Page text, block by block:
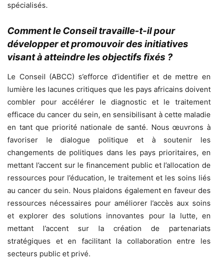
spécialisés.
Comment le Conseil travaille-t-il pour
développer et promouvoir des initiatives
visant à atteindre les objectifs fixés ?
Le Conseil (ABCC) s’efforce d’identifier et de mettre en
lumière les lacunes critiques que les pays africains doivent
combler pour accélérer le diagnostic et le traitement
efficace du cancer du sein, en sensibilisant à cette maladie
en tant que priorité nationale de santé. Nous œuvrons à
favoriser le dialogue politique et à soutenir les
changements de politiques dans les pays prioritaires, en
mettant l’accent sur le financement public et l’allocation de
ressources pour l’éducation, le traitement et les soins liés
au cancer du sein. Nous plaidons également en faveur des
ressources nécessaires pour améliorer l’accès aux soins
et explorer des solutions innovantes pour la lutte, en
mettant l’accent sur la création de partenariats
stratégiques et en facilitant la collaboration entre les
secteurs public et privé.